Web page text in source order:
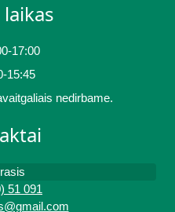
17:00
15:45
nedirbame.
51 091